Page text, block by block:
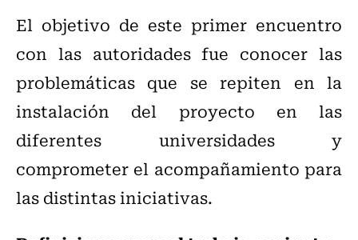
El objetivo de este primer encuentro
con las autoridades fue conocer las
problemáticas que se repiten en la
instalación del proyecto en las
diferentes universidades y
comprometer el acompañamiento para
las distintas iniciativas.